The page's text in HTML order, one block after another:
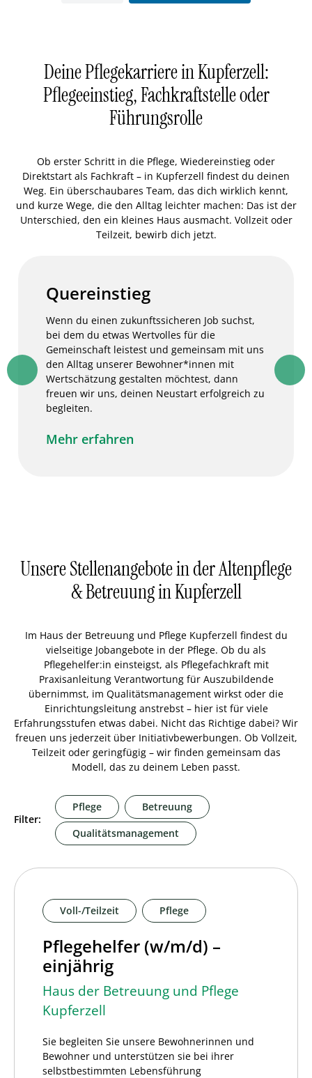
Deine Pflegekarriere in Kupferzell:
Pflegeeinstieg, Fachkraftstelle oder
Führungsrolle
Ob erster Schritt in die Pflege, Wiedereinstieg oder
Direktstart als Fachkraft – in Kupferzell findest du deinen
Weg. Ein überschaubares Team, das dich wirklich kennt,
und kurze Wege, die den Alltag leichter machen: Das ist der
Unterschied, den ein kleines Haus ausmacht. Vollzeit oder
Teilzeit, bewirb dich jetzt.
Quereinstieg
Wenn du einen zukunftssicheren Job suchst,
bei dem du etwas Wertvolles für die
Gemeinschaft leistest und gemeinsam mit uns
den Alltag unserer Bewohner*innen mit
Wertschätzung gestalten möchtest, dann
freuen wir uns, deinen Neustart erfolgreich zu
begleiten.
Mehr erfahren
Unsere Stellenangebote in der Altenpflege
& Betreuung in Kupferzell
Im Haus der Betreuung und Pflege Kupferzell findest du
vielseitige Jobangebote in der Pflege. Ob du als
Pflegehelfer:in einsteigst, als Pflegefachkraft mit
Praxisanleitung Verantwortung für Auszubildende
übernimmst, im Qualitätsmanagement wirkst oder die
Einrichtungsleitung anstrebst – hier ist für viele
Erfahrungsstufen etwas dabei. Nicht das Richtige dabei? Wir
freuen uns jederzeit über Initiativbewerbungen. Ob Vollzeit,
Teilzeit oder geringfügig – wir finden gemeinsam das
Modell, das zu deinem Leben passt.
Filter:
Pflege
Betreuung
Qualitätsmanagement
Voll-/Teilzeit Pflege
Pflegehelfer (w/m/d) –
einjährig
Haus der Betreuung und Pflege
Kupferzell
Sie begleiten Sie unsere Bewohnerinnen und
Bewohner und unterstützen sie bei ihrer
selbstbestimmten Lebensführung